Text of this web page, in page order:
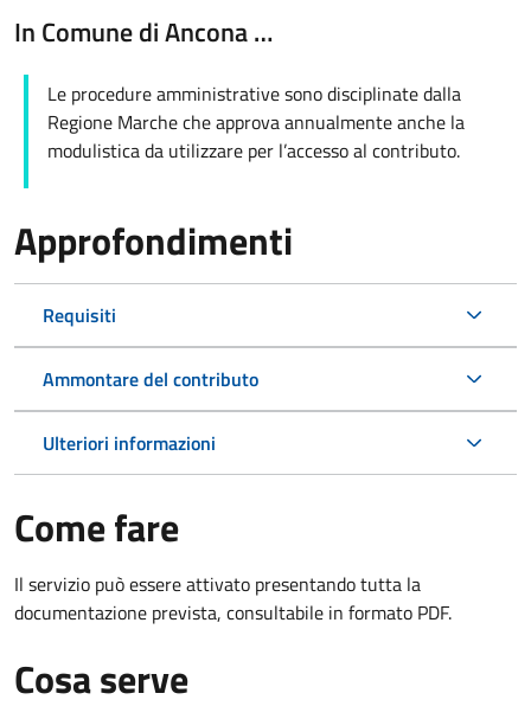
In Comune di Ancona …
Le procedure amministrative sono disciplinate dalla
Regione Marche che approva annualmente anche la
modulistica da utilizzare per l’accesso al contributo.
Approfondimenti
Requisiti
Ammontare del contributo
Ulteriori informazioni
Come fare
Il servizio può essere attivato presentando tutta la
documentazione prevista, consultabile in formato PDF.
Cosa serve